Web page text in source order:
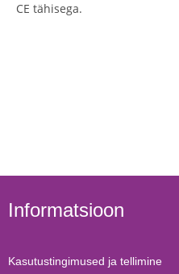
CE tähisega.
Informatsioon
Kasutustingimused ja tellimine